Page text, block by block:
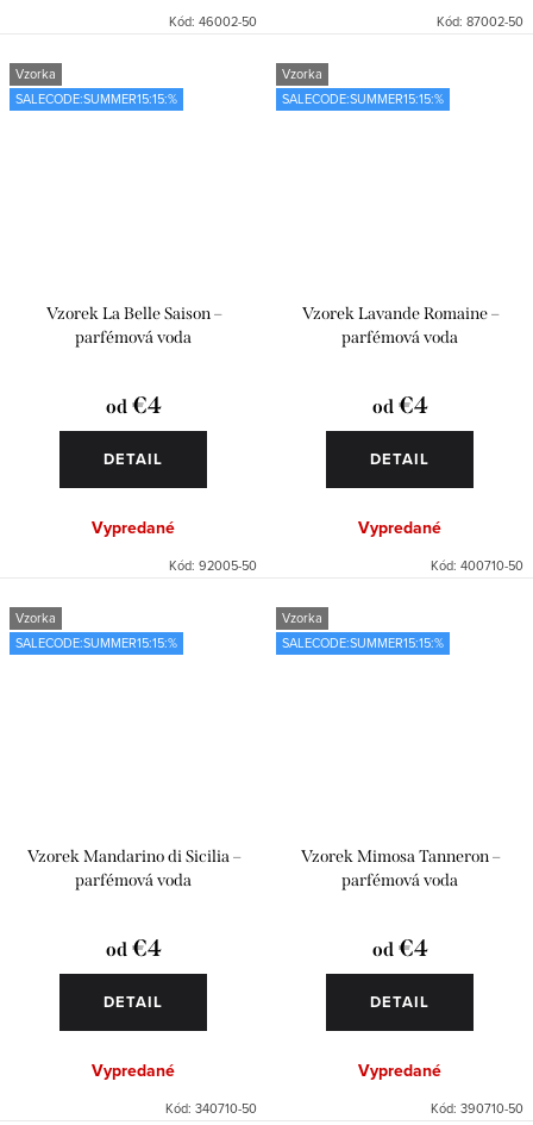
Kód: 46002-50 Kód: 87002-50
Vzorka
SALECODE:SUMMER15:15:%
Vzorek La Belle Saison –
parfémová voda
od €4
DETAIL
Vypredané
Kód: 92005-50
Vzorka
SALECODE:SUMMER15:15:%
Vzorek Lavande Romaine –
parfémová voda
od €4
DETAIL
Vypredané
Kód: 400710-50
Vzorka
SALECODE:SUMMER15:15:%
Vzorek Mandarino di Sicilia –
parfémová voda
od€4
DETAIL
Vypredané
Kód: 340710-50
Vzorka
SALECODE:SUMMER15:15:%
Vzorek Mimosa Tanneron –
parfémová voda
od€4
DETAIL
Vypredané
Kód: 390710-50